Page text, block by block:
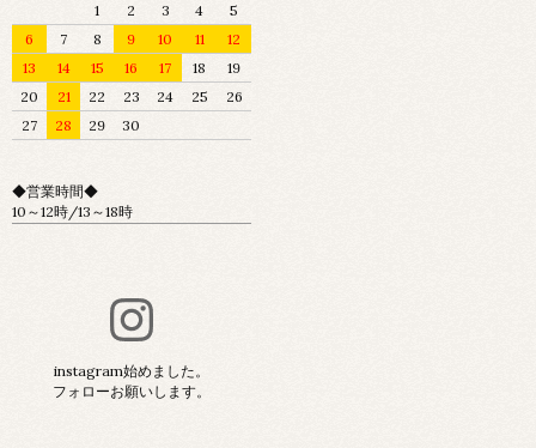
1
2 3 4
5
6
7 8 9 10 11
12
13
14 15 16 17 18
19
20
21 22 23 24 25
26
27
28 29 30
◆営業時間◆
10～12時/13～18時
instagram始めました。
フォローお願いします。